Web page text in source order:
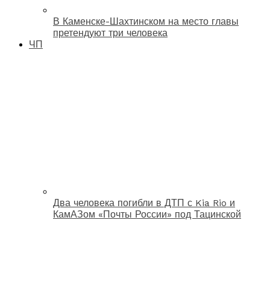
В Каменске-Шахтинском на место главы
претендуют три человека
ЧП
Два человека погибли в ДТП с Kia Rio и
КамАЗом «Почты России» под Тацинской